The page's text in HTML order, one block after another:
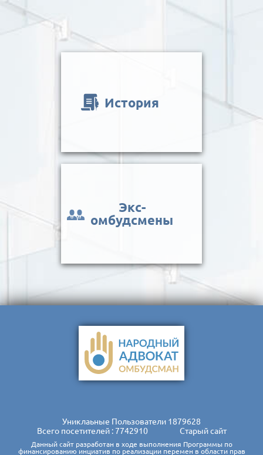
История
Экс-
омбудсмены
Униклаьные Пользователи 1879628
Всего посетителей : 7742910
Старый сайт
Данный сайт разработан в ходе выполнения Программы по
финансированию инциатив по реализации перемен в области прав